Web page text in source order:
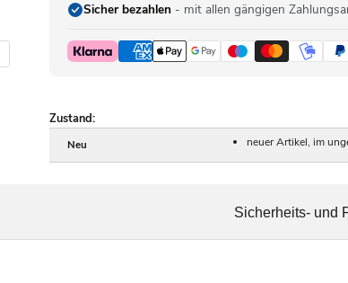
Sicher bezahlen- mit allen gängigen
Zustand:
Neu neuer Artikel, im
Sicherheits- und